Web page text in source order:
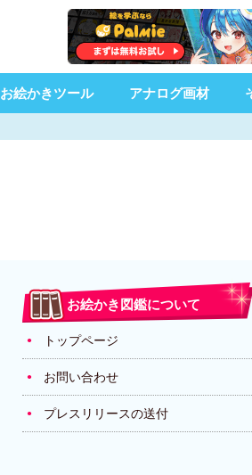
お絵かきツール アナログ画材
お絵かき図鑑について
トップページ
お問い合わせ
プレスリリースの送付